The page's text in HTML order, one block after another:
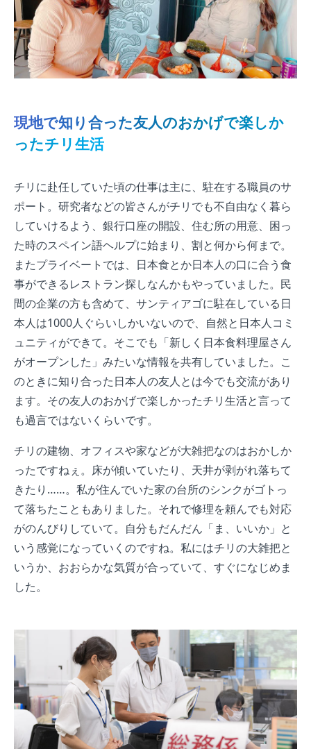
現地で知り合った友人のおかげで楽しか
ったチリ生活
チリに赴任していた頃の仕事は主に、駐在する職員のサ
ポート。研究者などの皆さんがチリでも不自由なく暮ら
していけるよう、銀行口座の開設、住む所の用意、困っ
た時のスペイン語ヘルプに始まり、割と何から何まで。
またプライベートでは、日本食とか日本人の口に合う食
事ができるレストラン探しなんかもやっていました。民
間の企業の方も含めて、サンティアゴに駐在している日
本人は1000人ぐらいしかいないので、自然と日本人コミ
ュニティができて。そこでも「新しく日本食料理屋さん
がオープンした」みたいな情報を共有していました。こ
のときに知り合った日本人の友人とは今でも交流があり
ます。その友人のおかげで楽しかったチリ生活と言って
も過言ではないくらいです。
チリの建物、オフィスや家などが大雑把なのはおかしか
ったですねぇ。床が傾いていたり、天井が剥がれ落ちて
きたり……。私が住んでいた家の台所のシンクがゴトっ
て落ちたこともありました。それで修理を頼んでも対応
がのんびりしていて。自分もだんだん「ま、いいか」と
いう感覚になっていくのですね。私にはチリの大雑把と
いうか、おおらかな気質が合っていて、すぐになじめま
した。